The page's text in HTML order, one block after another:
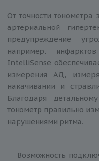
От точности тонометра
артериальной
предупреждение
например,
IntelliSense
измерения АД,
накачивании и
Благодаря
тонометр правильно
нарушениями ритма.
Возможность